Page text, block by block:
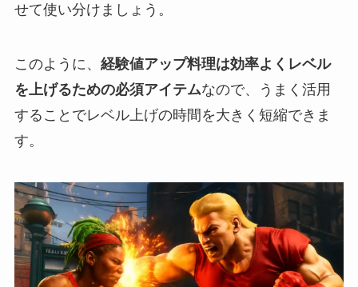
せて使い分けましょう。
このように、 経験値アップ料理は効率よくレベル
を上げるための必須アイテムなので、うまく活用
することでレベル上げの時間を大きく短縮できま
す。